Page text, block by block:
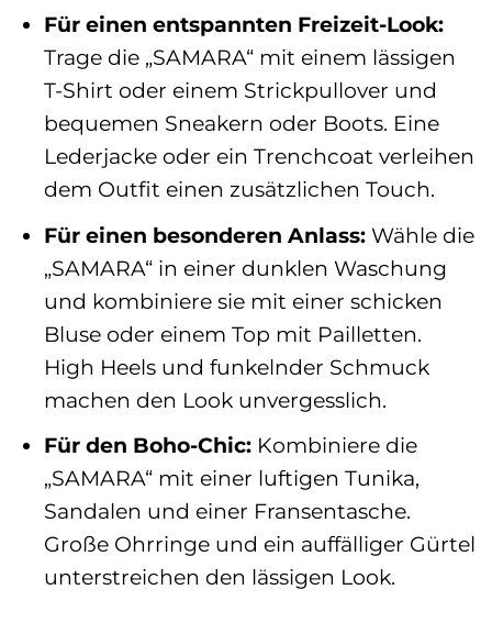
Für einen entspannten Freizeit-Look:
Trage die „SAMARA“ mit einem lässigen
T-Shirt oder einem Strickpullover und
bequemen Sneakern oder Boots. Eine
Lederjacke oder ein Trenchcoat verleihen
dem Outfit einen zusätzlichen Touch.
Für einen besonderen Anlass:Wähle die
„SAMARA“ in einer dunklen Waschung
und kombiniere sie mit einer schicken
Bluse oder einem Top mit Pailletten.
High Heels und funkelnder Schmuck
machen den Look unvergesslich.
Für den Boho-Chic:Kombiniere die
„SAMARA“ mit einer luftigen Tunika,
Sandalen und einer Fransentasche.
Große Ohrringe und ein auffälliger Gürtel
unterstreichen den lässigen Look.